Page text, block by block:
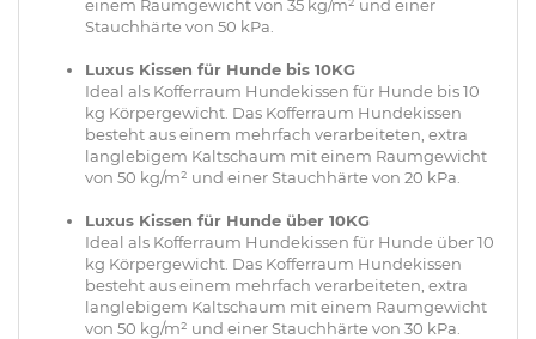
einem Raumgewicht von 35 kg/m² und einer
Stauchhärte von 50 kPa.
Luxus Kissen für Hunde bis 10KG
Ideal als Kofferraum Hundekissen für Hunde bis 10
kg Körpergewicht. Das Kofferraum Hundekissen
besteht aus einem mehrfach verarbeiteten, extra
langlebigem Kaltschaum mit einem Raumgewicht
von 50 kg/m² und einer Stauchhärte von 20 kPa.
Luxus Kissen für Hunde über 10KG
Ideal als Kofferraum Hundekissen für Hunde über 10
kg Körpergewicht. Das Kofferraum Hundekissen
besteht aus einem mehrfach verarbeiteten, extra
langlebigem Kaltschaum mit einem Raumgewicht
von 50 kg/m² und einer Stauchhärte von 30 kPa.